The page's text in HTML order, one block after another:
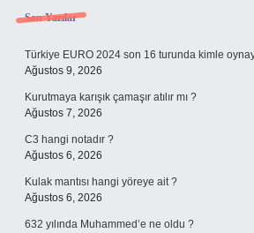
Sidebar
Son Yazılar
Türkiye EURO 2024 son 16 turunda kimle
Ağustos 9, 2026
Kurutmaya karışık çamaşır atılır mı ?
Ağustos 7, 2026
C3 hangi notadır ?
Ağustos 6, 2026
Kulak mantısı hangi yöreye ait ?
Ağustos 6, 2026
632 yılında Muhammed’e ne oldu ?